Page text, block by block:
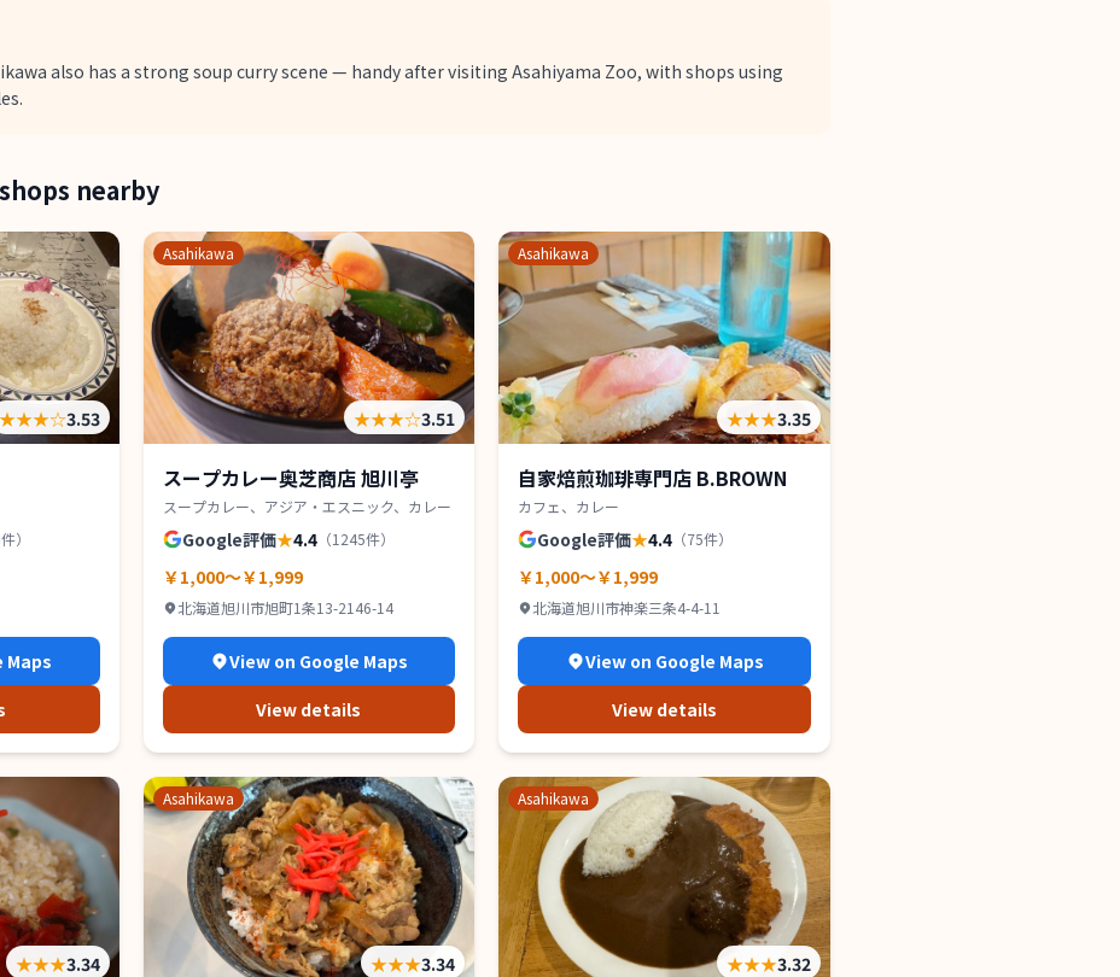
also has a strong soup curry scene — handy after visiting Asahiyama Zoo, with shops using
nearby
★★★☆3.53
件）
Maps
Asahikawa
★★★☆3.51
スープカレー奥芝商店 旭川亭
スープカレー、アジア・エスニック、カレー
Google評価★4.4（1245件）
￥1,000～￥1,999
北海道旭川市旭町1条13-2146-14
View on Google Maps
View details
Asahikawa
★★★3.35
自家焙煎珈琲専門店 B.BROWN
カフェ、カレー
Google評価★4.4 （75件）
￥1,000～￥1,999
北海道旭川市神楽三条4-4-11
View on Google Maps
View details
★★★3.34
Asahikawa
★★★3.34
Asahikawa
★★★3.32